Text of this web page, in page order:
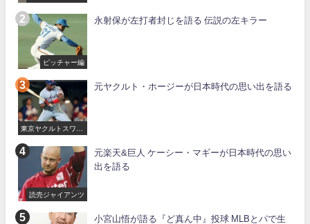
ピッチャー編
永射保が左打者封じを語る 伝説の左キラー
東京ヤクルトスワロ
元ヤクルト・ホージーが日本時代の思い出を語る
読売ジャイアンツ
元楽天&巨人 ケーシー・マギーが日本時代の思い
出を語る
小宮山悟が語る『ど真ん中』投球 MLBとパで生